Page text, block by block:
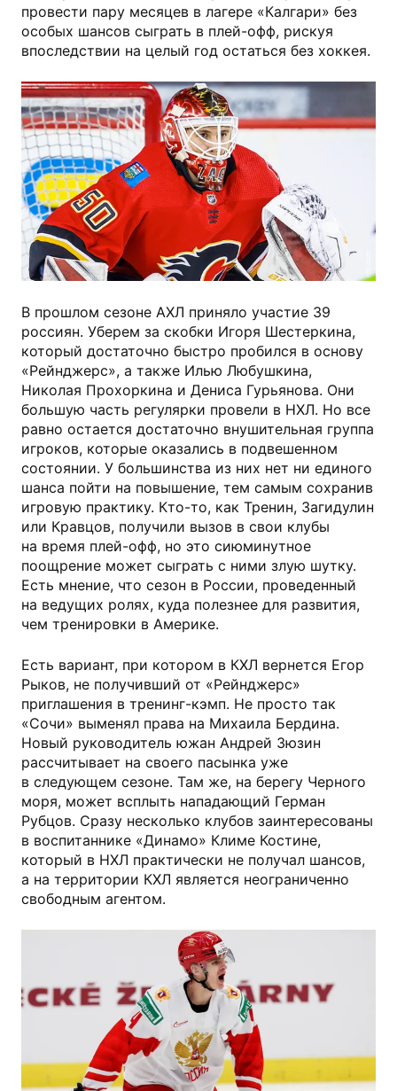
провести пару месяцев в лагере «Калгари» без
особых шансов сыграть в плей-офф, рискуя
впоследствии на целый год остаться без хоккея.
В прошлом сезоне АХЛ приняло участие 39
россиян. Уберем за скобки Игоря Шестеркина,
который достаточно быстро пробился в основу
«Рейнджерс», а также Илью Любушкина,
Николая Прохоркина и Дениса Гурьянова. Они
большую часть регулярки провели в НХЛ. Но все
равно остается достаточно внушительная группа
игроков, которые оказались в подвешенном
состоянии. У большинства из них нет ни единого
шанса пойти на повышение, тем самым сохранив
игровую практику. Кто-то, как Тренин, Загидулин
или Кравцов, получили вызов в свои клубы
на время плей-офф, но это сиюминутное
поощрение может сыграть с ними злую шутку.
Есть мнение, что сезон в России, проведенный
на ведущих ролях, куда полезнее для развития,
чем тренировки в Америке.
Есть вариант, при котором в КХЛ вернется Егор
Рыков, не получивший от «Рейнджерс»
приглашения в тренинг-кэмп. Не просто так
«Сочи» выменял права на Михаила Бердина.
Новый руководитель южан Андрей Зюзин
рассчитывает на своего пасынка уже
в следующем сезоне. Там же, на берегу Черного
моря, может всплыть нападающий Герман
Рубцов. Сразу несколько клубов заинтересованы
в воспитаннике «Динамо» Климе Костине,
который в НХЛ практически не получал шансов,
а на территории КХЛ является неограниченно
свободным агентом.